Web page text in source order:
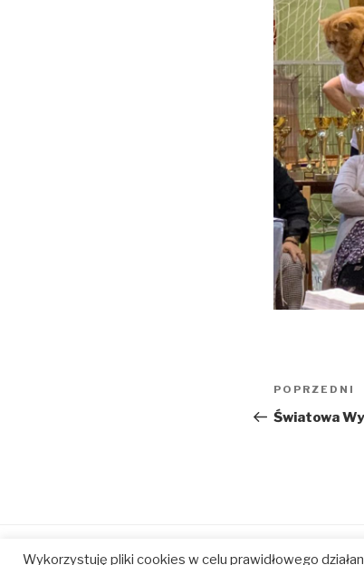
wpisu
Poprzedni
wpis
POPRZEDNI
Światowa
baltic baltic baltic
Wykorzystuję pliki cookies w celu prawidłowego